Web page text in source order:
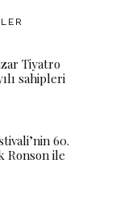
Tiyatro
sahipleri
60.
Ronson ile